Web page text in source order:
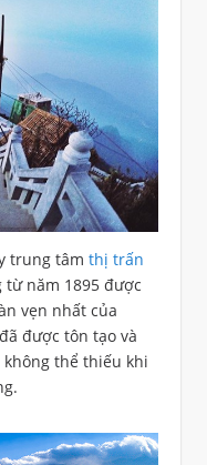
trung tâm thị trấn
năm 1895 được
vẹn nhất của
được tôn tạo và
thể thiếu khi